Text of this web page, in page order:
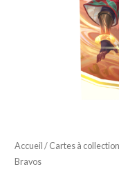
Accueil / Cartes à
Bravos